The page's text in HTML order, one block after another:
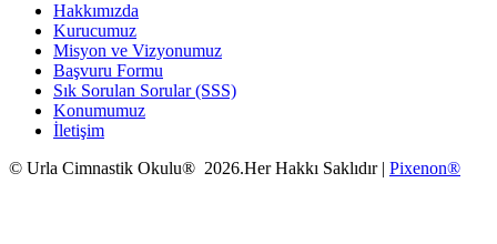
Hakkımızda
Kurucumuz
Misyon ve Vizyonumuz
Başvuru Formu
Sık Sorulan Sorular (SSS)
Konumumuz
İletişim
© Urla Cimnastik Okulu® 2026.Her Hakkı Saklıdır | Pixenon®